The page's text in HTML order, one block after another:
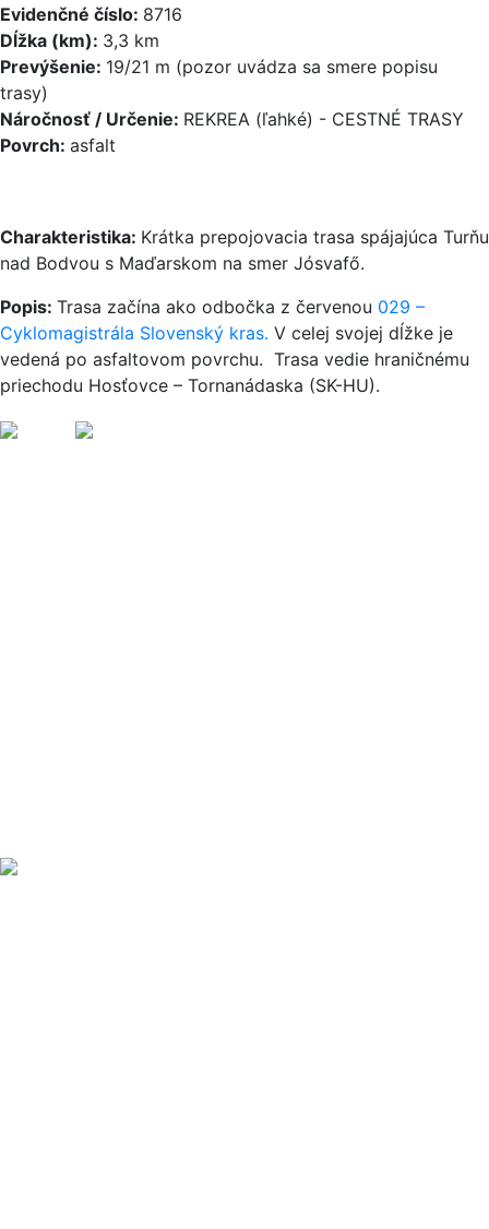
Evidenčné číslo: 8716
Dĺžka (km): 3,3 km
Prevýšenie: 19/21 m (pozor uvádza sa smere popisu
trasy)
Náročnosť / Určenie: REKREA (ľahké) - CESTNÉ TRASY
Povrch: asfalt
Charakteristika: Krátka prepojovacia trasa spájajúca Turňu
nad Bodvou s Maďarskom na smer Jósvafő.
Popis: Trasa začína ako odbočka z červenou 029 –
Cyklomagistrála Slovenský kras. V celej svojej dĺžke je
vedená po asfaltovom povrchu. Trasa vedie hraničnému
priechodu Hosťovce – Tornanádaska (SK-HU).